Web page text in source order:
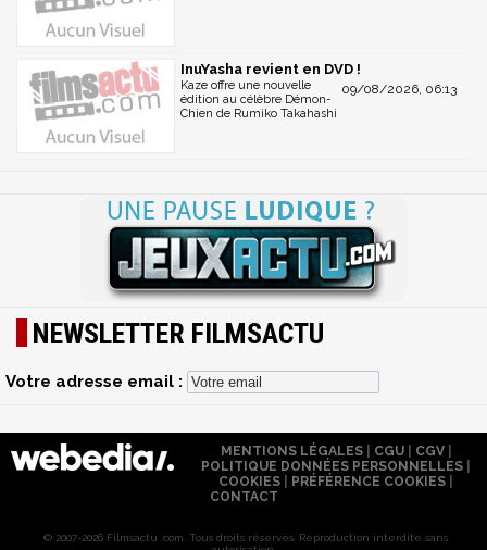
InuYasha revient en DVD !
09/08/2026, 06:13
Kaze offre une nouvelle
édition au célèbre Démon-
Chien de Rumiko Takahashi
NEWSLETTER FILMSACTU
Votre adresse email :
MENTIONS LÉGALES| CGU| CGV|
POLITIQUE DONNÉES PERSONNELLES
COOKIES
PRÉFÉRENCE COOKIES
CONTACT
© 2007-2026 Filmsactu .com. Tous droits réservés. Reproduction interdite sans